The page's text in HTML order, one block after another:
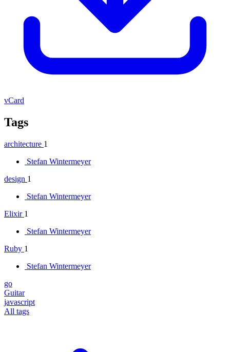
vCard
Tags
architecture 1
Stefan Wintermeyer
design 1
Stefan Wintermeyer
Elixir 1
Stefan Wintermeyer
Ruby 1
Stefan Wintermeyer
go
Guitar
javascript
All tags